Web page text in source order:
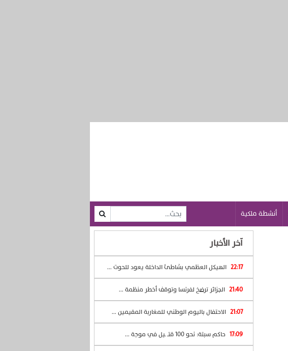
أنشطة ملكية
آخر الأخبار
22:17 الهيكل العظمي بشاطئ الداخلة يعود للحوت ...
21:40 الجزائر ترضخ لفرنسا وتوقف أخطر منظمة ...
21:07 الاحتفال باليوم الوطني للمغاربة المقيمين ...
17:09 حاكم سبتة: نحو 100 قتــ ـيل في موجة ...